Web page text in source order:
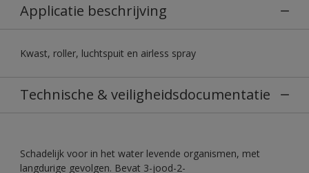
Applicatie beschrijving
Kwast, roller, luchtspuit en airless spray
Technische & veiligheidsdocumentatie
Schadelijk voor in het water levende organismen, met
langdurige gevolgen. Bevat 3-jood-2-